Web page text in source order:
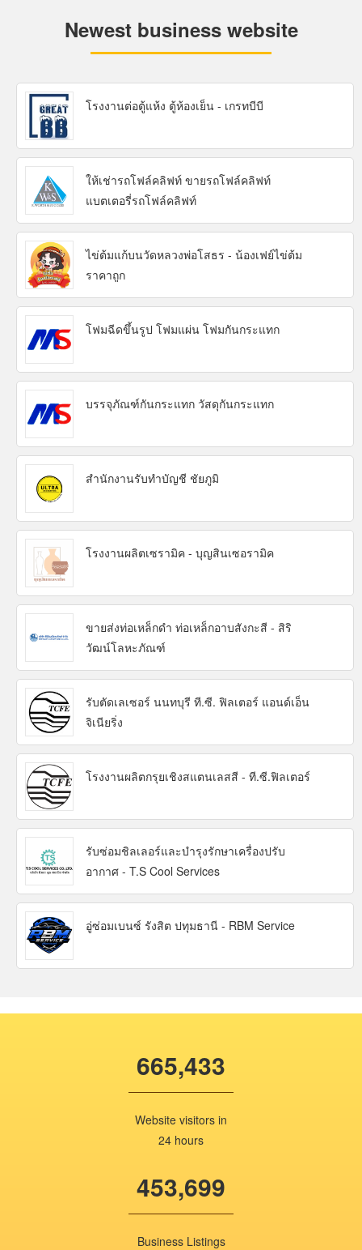
Newest business website
โรงงานต่อตู้แห้ง ตู้ห้องเย็น - เกรทบีบี
ให้เช่ารถโฟล์คลิฟท์ ขายรถโฟล์คลิฟท์
แบตเตอรี่รถโฟล์คลิฟท์
ไข่ต้มแก้บนวัดหลวงพ่อโสธร - น้องเฟย์ไข่ต้ม
ราคาถูก
โฟมฉีดขึ้นรูป โฟมแผ่น โฟมกันกระแทก
บรรจุภัณฑ์กันกระแทก วัสดุกันกระแทก
สำนักงานรับทำบัญชี ชัยภูมิ
โรงงานผลิตเซรามิค - บุญสินเซอรามิค
ขายส่งท่อเหล็กดำ ท่อเหล็กอาบสังกะสี - สิริ
วัฒน์โลหะภัณฑ์
รับตัดเลเซอร์ นนทบุรี ที.ซี. ฟิลเตอร์ แอนด์เอ็น
จิเนียริ่ง
โรงงานผลิตกรุยเชิงสแตนเลสสี - ที.ซี.ฟิลเตอร์
รับซ่อมชิลเลอร์และบำรุงรักษาเครื่องปรับ
อากาศ - T.S Cool Services
อู่ซ่อมเบนซ์ รังสิต ปทุมธานี - RBM Service
665,433
Website visitors in
24 hours
453,699
Business Listings